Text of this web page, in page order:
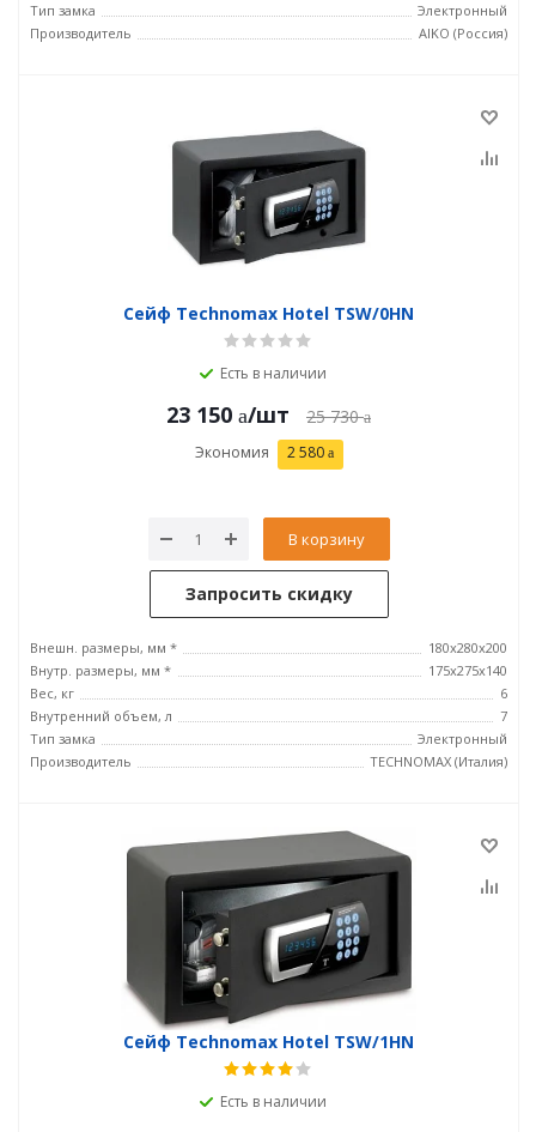
Тип замка
Электронный
Производитель
AIKO (Россия)
Сейф Technomax Hotel TSW/0HN
Есть в наличии
23 150 /шт 25 730
Экономия 2 580
В корзину
Запросить скидку
Внешн. размеры, мм *
180x280x200
Внутр. размеры, мм *
175x275x140
Вес, кг
6
Внутренний объем, л
7
Тип замка
Электронный
Производитель
TECHNOMAX (Италия)
Сейф Technomax Hotel TSW/1HN
Есть в наличии